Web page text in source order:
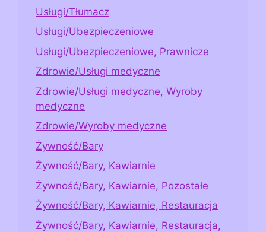
Usługi/Tłumacz
Usługi/Ubezpieczeniowe
Usługi/Ubezpieczeniowe, Prawnicze
Zdrowie/Usługi medyczne
Zdrowie/Usługi medyczne, Wyroby
medyczne
Zdrowie/Wyroby medyczne
Żywność/Bary
Żywność/Bary, Kawiarnie
Żywność/Bary, Kawiarnie, Pozostałe
Żywność/Bary, Kawiarnie, Restauracja
Żywność/Bary, Kawiarnie, Restauracja,